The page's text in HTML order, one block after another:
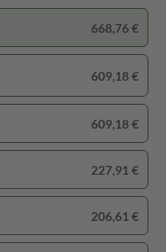
668,76 €
609,18 €
609,18 €
227,91 €
206,61 €